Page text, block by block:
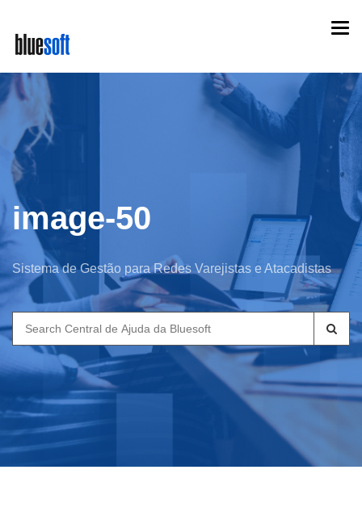
main
content
image-50
Sistema de Gestão para Redes Varejistas e Atacadistas
Search
for: